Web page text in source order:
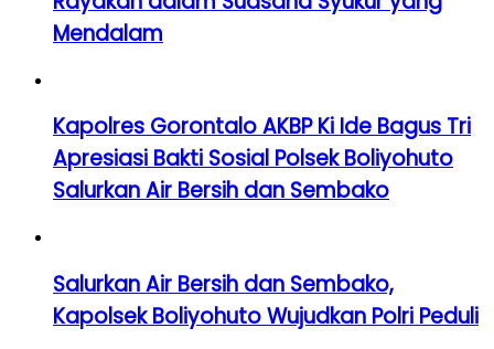
Mendalam
Kapolres Gorontalo AKBP Ki Ide Bagus Tri
Apresiasi Bakti Sosial Polsek Boliyohuto
Salurkan Air Bersih dan Sembako
Salurkan Air Bersih dan Sembako,
Kapolsek Boliyohuto Wujudkan Polri Peduli